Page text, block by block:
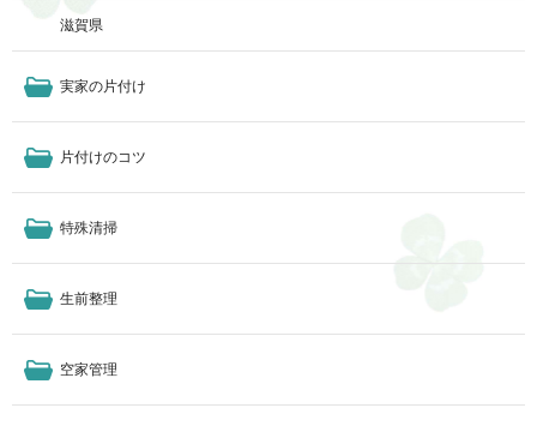
滋賀県
実家の片付け
片付けのコツ
特殊清掃
生前整理
空家管理